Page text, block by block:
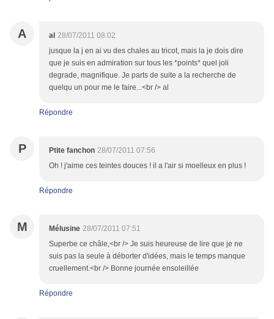
A al 28/07/2011 08:02
jusque la j en ai vu des chales au tricot, mais la je dois dire
que je suis en admiration sur tous les *points* quel joli
degrade, magnifique. Je parts de suite a la recherche de
quelqu un pour me le faire...<br /> al
Répondre
P Ptite fanchon 28/07/2011 07:56
Oh ! j'aime ces teintes douces ! il a l'air si moelleux en plus !
Répondre
M Mélusine 28/07/2011 07:51
Superbe ce châle,<br /> Je suis heureuse de lire que je ne
suis pas la seule à déborter d'idées, mais le temps manque
cruellement.<br /> Bonne journée ensoleillée
Répondre